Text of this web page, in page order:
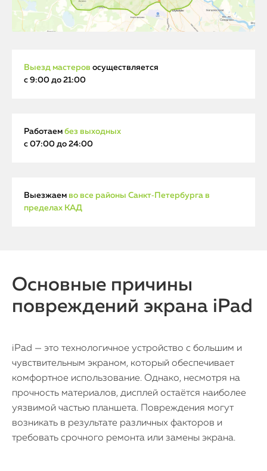
Выезд мастеров осуществляется
с 9:00 до 21:00
Работаем без выходных
с 07:00 до 24:00
Выезжаем во все районы Санкт‑Петербурга в
пределах КАД
Основные причины
повреждений экрана iPad
iPad — это технологичное устройство с большим и
чувствительным экраном, который обеспечивает
комфортное использование. Однако, несмотря на
прочность материалов, дисплей остаётся наиболее
уязвимой частью планшета. Повреждения могут
возникать в результате различных факторов и
требовать срочного ремонта или замены экрана.